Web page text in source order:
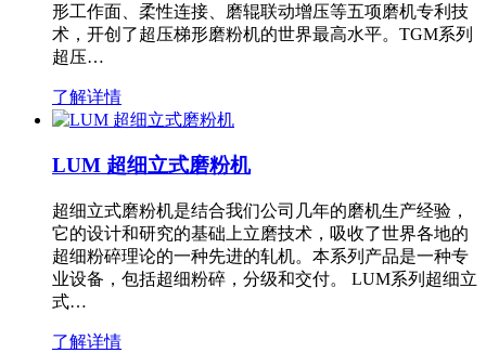
形工作面、柔性连接、磨辊联动增压等五项磨机专利技
术，开创了超压梯形磨粉机的世界最高水平。TGM系列
超压…
了解详情
LUM 超细立式磨粉机
超细立式磨粉机是结合我们公司几年的磨机生产经验，
它的设计和研究的基础上立磨技术，吸收了世界各地的
超细粉碎理论的一种先进的轧机。本系列产品是一种专
业设备，包括超细粉碎，分级和交付。 LUM系列超细立
式…
了解详情